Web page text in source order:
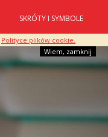
Polityce plików cookie.
Wiem, zamknij
SKRÓTY I SYMBOLE